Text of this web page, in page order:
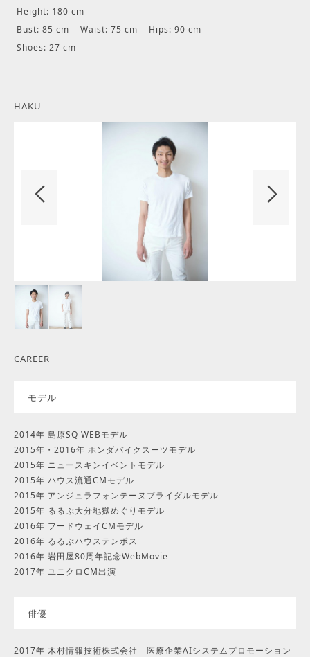
Height: 180 cm
Bust: 85 cm
Waist: 75 cm
Hips: 90 cm
Shoes: 27 cm
HAKU
CAREER
モデル
2014年 島原SQ WEBモデル
2015年・2016年 ホンダバイクスーツモデル
2015年 ニュースキンイベントモデル
2015年 ハウス流通CMモデル
2015年 アンジュラフォンテーヌブライダルモデル
2015年 るるぶ大分地獄めぐりモデル
2016年 フードウェイCMモデル
2016年 るるぶハウステンボス
2016年 岩田屋80周年記念WebMovie
2017年 ユニクロCM出演
俳優
2017年 木村情報技術株式会社「医療企業AIシステムプロモーション